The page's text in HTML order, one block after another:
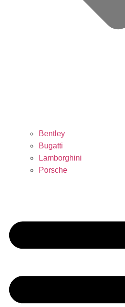
Bentley
Bugatti
Lamborghini
Porsche